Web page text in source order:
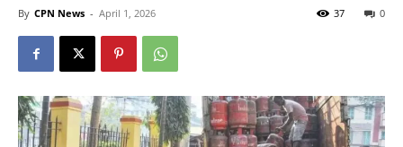
By CPN News - April 1, 2026 0
37